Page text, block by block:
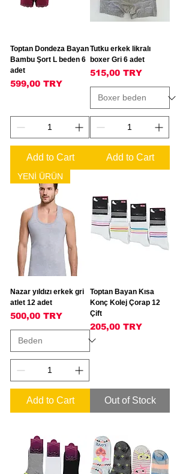
Toptan Dondeza Bayan
Bambu Şort L beden 6
adet
Price
599,00 TRY
Add to Cart
Tutku erkek likralı
boxer Gri 6 adet
Price
515,00 TRY
Add to Cart
YENİ ÜRÜN
Nazar yıldızı erkek gri
atlet 12 adet
Price
500,00 TRY
Add to Cart
Toptan Bayan Kısa
Konç Kolej Çorap 12
Çift
Price
205,00 TRY
Out of Stock